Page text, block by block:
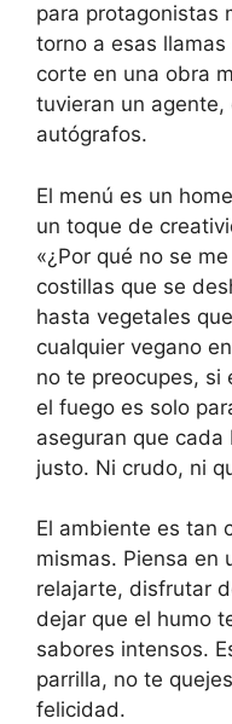
para protagonistas
torno a esas
corte en una obra
tuvieran un
autógrafos.
El menú es un
un toque de
«¿Por qué no se
costillas que se
hasta vegetales
cualquier vegano
no te preocupes, si
el fuego es solo
aseguran que
justo. Ni crudo, ni
El ambiente es tan
mismas. Piensa en
relajarte, disfrutar
dejar que el humo
sabores intensos.
parrilla, no te
felicidad.